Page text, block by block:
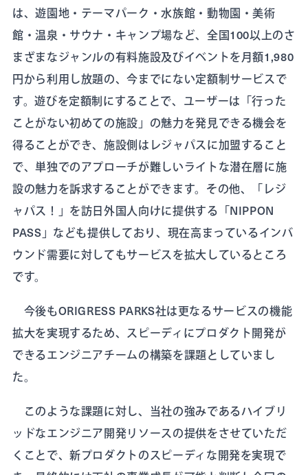
は、遊園地・テーマパーク・水族館・動物園・美術
館・温泉・サウナ・キャンプ場など、全国100以上のさ
まざまなジャンルの有料施設及びイベントを月額1,980
円から利用し放題の、今までにない定額制サービスで
す。遊びを定額制にすることで、ユーザーは「行った
ことがない初めての施設」の魅力を発見できる機会を
得ることができ、施設側はレジャパスに加盟すること
で、単独でのアプローチが難しいライトな潜在層に施
設の魅力を訴求することができます。その他、「レジ
ャパス！」を訪日外国人向けに提供する「NIPPON
PASS」なども提供しており、現在高まっているインバ
ウンド需要に対してもサービスを拡大しているところ
です。
今後もORIGRESS PARKS社は更なるサービスの機能
拡大を実現するため、スピーディにプロダクト開発が
できるエンジニアチームの構築を課題としていまし
た。
このような課題に対し、当社の強みであるハイブリ
ッドなエンジニア開発リソースの提供をさせていただ
くことで、新プロダクトのスピーディな開発を実現で